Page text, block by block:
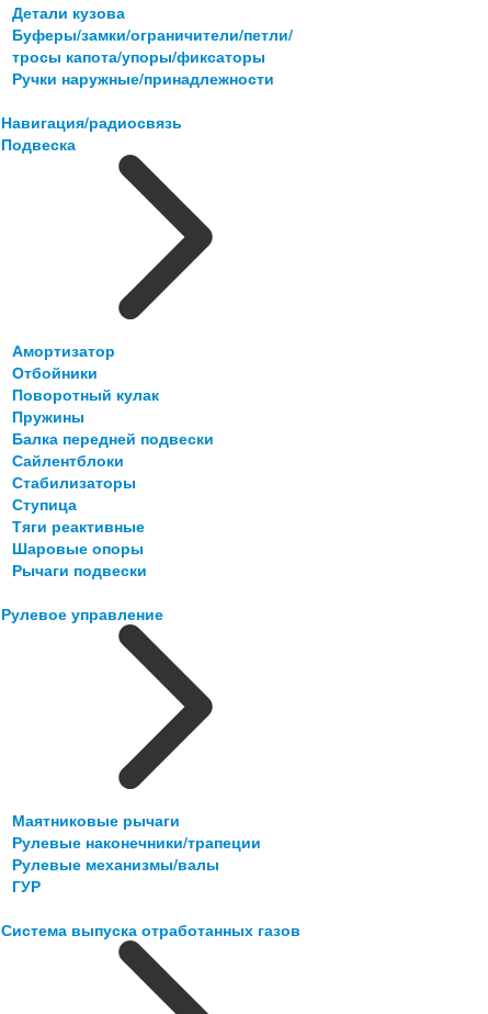
Детали кузова
Буферы/замки/ограничители/петли/
тросы капота/упоры/фиксаторы
Ручки наружные/принадлежности
Навигация/радиосвязь
Подвеска
Амортизатор
Отбойники
Поворотный кулак
Пружины
Балка передней подвески
Сайлентблоки
Стабилизаторы
Ступица
Тяги реактивные
Шаровые опоры
Рычаги подвески
Рулевое управление
Маятниковые рычаги
Рулевые наконечники/трапеции
Рулевые механизмы/валы
ГУР
Система выпуска отработанных газов